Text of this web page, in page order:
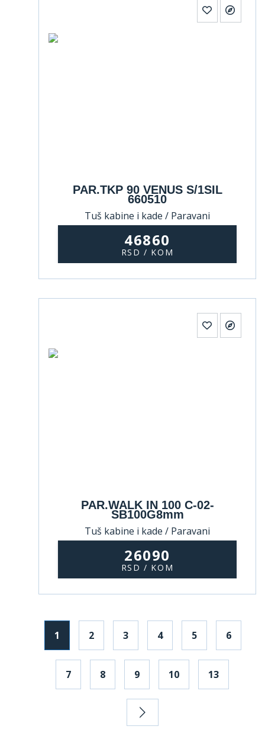
PAR.TKP 90 VENUS S/1SIL
660510
Tuš kabine i kade / Paravani
46860
RSD / KOM
PAR.WALK IN 100 C-02-
SB100G8mm
Tuš kabine i kade / Paravani
26090
RSD / KOM
1 2 3 4 5 6
7 8 9 10 13